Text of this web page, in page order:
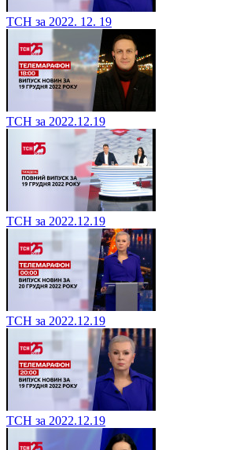
ТСН за 2022. 12. 19
ТСН за 2022.12.19
ТСН за 2022.12.19
ТСН за 2022.12.19
ТСН за 2022.12.19